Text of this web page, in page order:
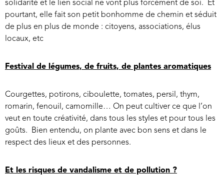
solidarité et le lien social ne vont plus forcément de soi. Et
pourtant, elle fait son petit bonhomme de chemin et séduit
de plus en plus de monde : citoyens, associations, élus
locaux, etc
Festival de légumes, de fruits, de plantes aromatiques
Courgettes, potirons, ciboulette, tomates, persil, thym,
romarin, fenouil, camomille… On peut cultiver ce que l’on
veut en toute créativité, dans tous les styles et pour tous les
goûts. Bien entendu, on plante avec bon sens et dans le
respect des lieux et des personnes.
Et les risques de vandalisme et de pollution ?